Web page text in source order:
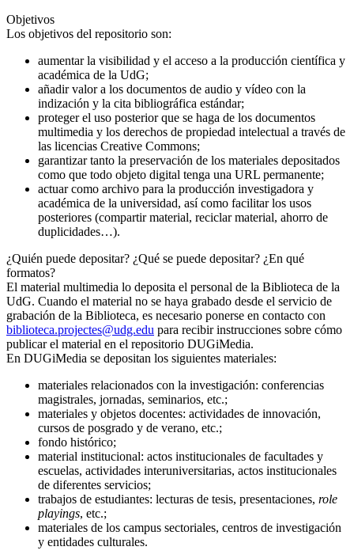
Objetivos
Los objetivos del repositorio son:
aumentar la visibilidad y el acceso a la producción científica y
académica de la UdG;
añadir valor a los documentos de audio y vídeo con la
indización y la cita bibliográfica estándar;
proteger el uso posterior que se haga de los documentos
multimedia y los derechos de propiedad intelectual a través de
las licencias Creative Commons;
garantizar tanto la preservación de los materiales depositados
como que todo objeto digital tenga una URL permanente;
actuar como archivo para la producción investigadora y
académica de la universidad, así como facilitar los usos
posteriores (compartir material, reciclar material, ahorro de
duplicidades…).
¿Quién puede depositar? ¿Qué se puede depositar? ¿En qué
formatos?
El material multimedia lo deposita el personal de la Biblioteca de la
UdG. Cuando el material no se haya grabado desde el servicio de
grabación de la Biblioteca, es necesario ponerse en contacto con
biblioteca.projectes@udg.edu para recibir instrucciones sobre cómo
publicar el material en el repositorio DUGiMedia.
En DUGiMedia se depositan los siguientes materiales:
materiales relacionados con la investigación: conferencias
magistrales, jornadas, seminarios, etc.;
materiales y objetos docentes: actividades de innovación,
cursos de posgrado y de verano, etc.;
fondo histórico;
material institucional: actos institucionales de facultades y
escuelas, actividades interuniversitarias, actos institucionales
de diferentes servicios;
trabajos de estudiantes: lecturas de tesis, presentaciones, role
playings, etc.;
materiales de los campus sectoriales, centros de investigación
y entidades culturales.